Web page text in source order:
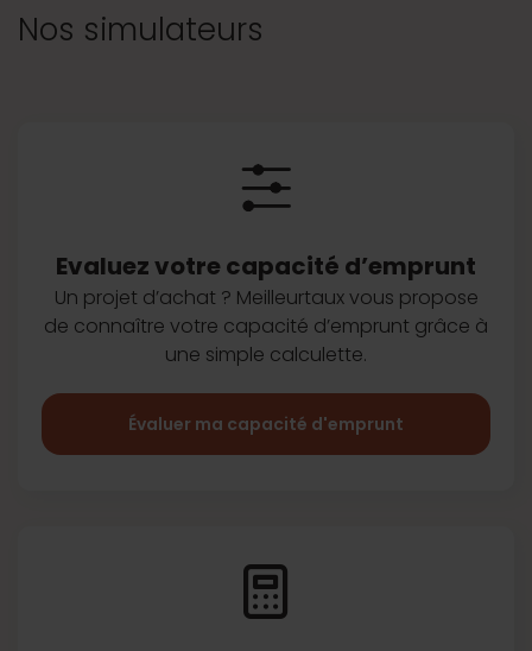
Nos simulateurs
Evaluez votre capacité d’emprunt
Un projet d’achat ? Meilleurtaux vous propose
de connaître votre capacité d’emprunt grâce à
une simple calculette.
Évaluer ma capacité d'emprunt